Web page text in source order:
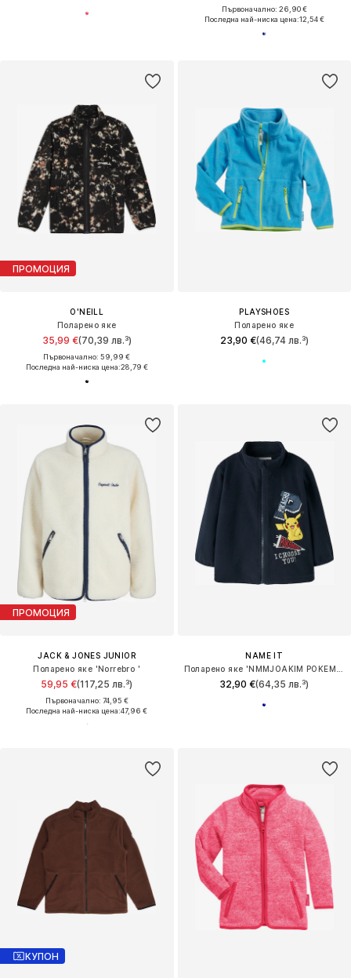
Първоначално: 26,90 €
Последна най-ниска цена:12,54 €
ПРОМОЦИЯ
O'NEILL
Поларено яке
35,99 €(70,39 лв.³)
Първоначално: 59,99 €
Последна най-ниска цена:28,79 €
PLAYSHOES
Поларено яке
23,90 €(46,74 лв.³)
ПРОМОЦИЯ
JACK & JONES JUNIOR
Поларено яке 'Norrebro '
59,95 €(117,25 лв.³)
Първоначално: 74,95 €
Последна най-ниска цена:47,96 €
NAME IT
32,90 €(64,35 лв.³)
КУПОН